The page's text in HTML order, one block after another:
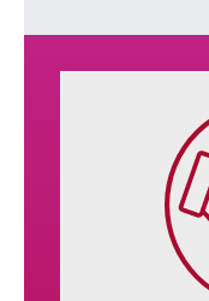
acquéreur(s) en
général de la
Ce lot offre une vue
de 5 appartements.
Une cave au sous-sol
couverte (à CHF